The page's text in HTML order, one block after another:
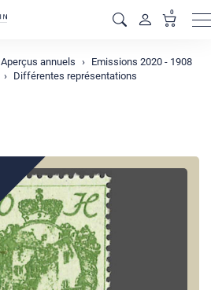
0
Aperçus annuels
Emissions 2020 - 1908
Différentes représentations